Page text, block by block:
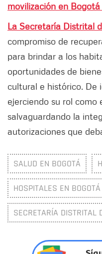
movilización en
La Secretaría Distrital
compromiso de
para brindar a los
oportunidades de
cultural e histórico. De
ejerciendo su rol como
salvaguardando la
autorizaciones que
SALUD EN BOGOTÁ
HOSPITALES EN BOGOTÁ
SECRETARÍA DISTRITAL